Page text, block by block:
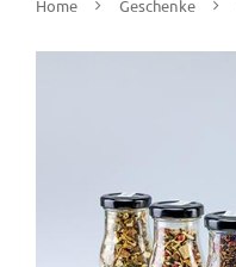
Home Geschenke